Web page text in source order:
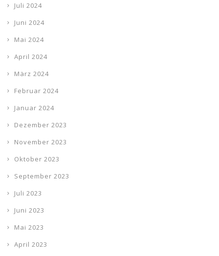
Juli 2024
Juni 2024
Mai 2024
April 2024
März 2024
Februar 2024
Januar 2024
Dezember 2023
November 2023
Oktober 2023
September 2023
Juli 2023
Juni 2023
Mai 2023
April 2023